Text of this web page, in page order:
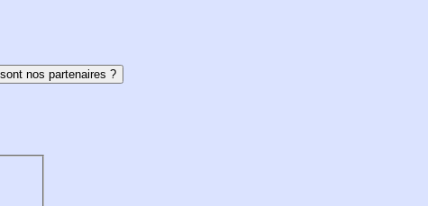
nos partenaires ?